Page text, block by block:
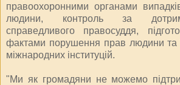
правоохоронними органами
людини, контроль за
справедливого правосуддя,
фактами порушення прав людини та
міжнародних інституцій.
"Ми як громадяни не можемо